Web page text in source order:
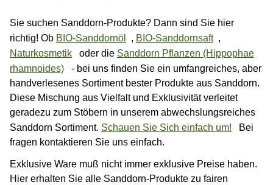
Sie suchen Sanddorn-Produkte? Dann sind Sie hier
richtig! Ob BIO-Sanddornöl , BIO-Sanddornsaft ,
Naturkosmetik
oder die Sanddorn Pflanzen (Hippophae
rhamnoides)
- bei uns finden Sie ein umfangreiches, aber
handverlesenes Sortiment bester Produkte aus Sanddorn.
Diese Mischung aus Vielfalt und Exklusivität verleitet
geradezu zum Stöbern in unserem abwechslungsreiches
Sanddorn Sortiment. Schauen Sie Sich einfach um!
Bei
fragen kontaktieren Sie uns einfach.
Exklusive Ware muß nicht immer exklusive Preise haben.
Hier erhalten Sie alle Sanddorn-Produkte zu fairen